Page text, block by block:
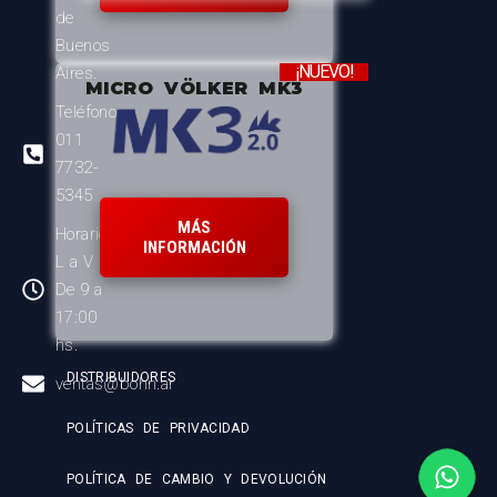
de
Buenos
Aires.
Teléfono:
011
7732-
5345
Horario:
L a V
De 9 a
17:00
hs.
ventas@bohn.ar
MICRO VÖLKER MK3
¡NUEVO!
MÁS
INFORMACIÓN
DISTRIBUIDORES
POLÍTICAS DE PRIVACIDAD
POLÍTICA DE CAMBIO Y DEVOLUCIÓN